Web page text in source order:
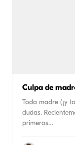
Culpa de
Toda madre (¡y
dudas.
primeros…